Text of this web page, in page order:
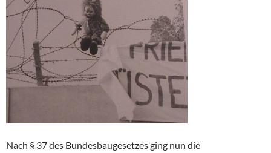
Nach § 37 des Bundesbaugesetzes ging nun die